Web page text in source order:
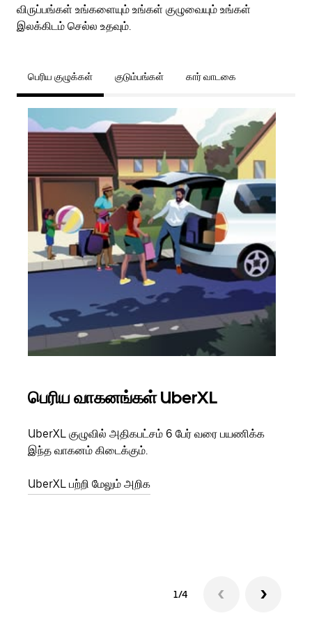
விருப்பங்கள் உங்களையும் உங்கள் குழுவையும் உங்கள்
இலக்கிடம் செல்ல உதவும்.
பெரிய குழுக்கள் குடும்பங்கள் கார் வாடகை
பெரிய வாகனங்கள் UberXL
UberXL குழுவில் அதிகபட்சம் 6 பேர் வரை பயணிக்க
இந்த வாகனம் கிடைக்கும்.
UberXL பற்றி மேலும் அறிக
1/4